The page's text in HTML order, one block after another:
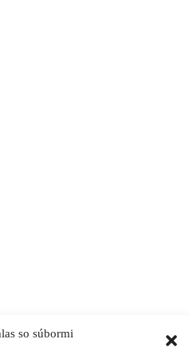
so súbormi